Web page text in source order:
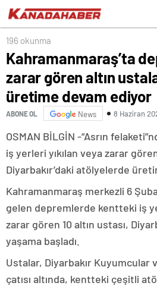
196 okunma
Kahramanmaraş’ta
zarar gören altın
üretime devam ediyor
ABONE OL News 8 Haziran
OSMAN BİLGİN -“Asrın
iş yerleri yıkılan veya zarar
Diyarbakır’daki atölyelerde
Kahramanmaraş merkezli 6
gelen depremlerde kentteki iş
zarar gören 10 altın ustası,
yaşama başladı.
Ustalar, Diyarbakır Kuyumcular
çatısı altında, kentteki çeşitli